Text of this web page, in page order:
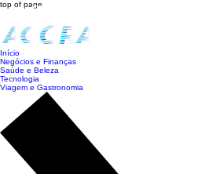
top of page
Início
Negócios e Finanças
Saúde e Beleza
Tecnologia
Viagem e Gastronomia